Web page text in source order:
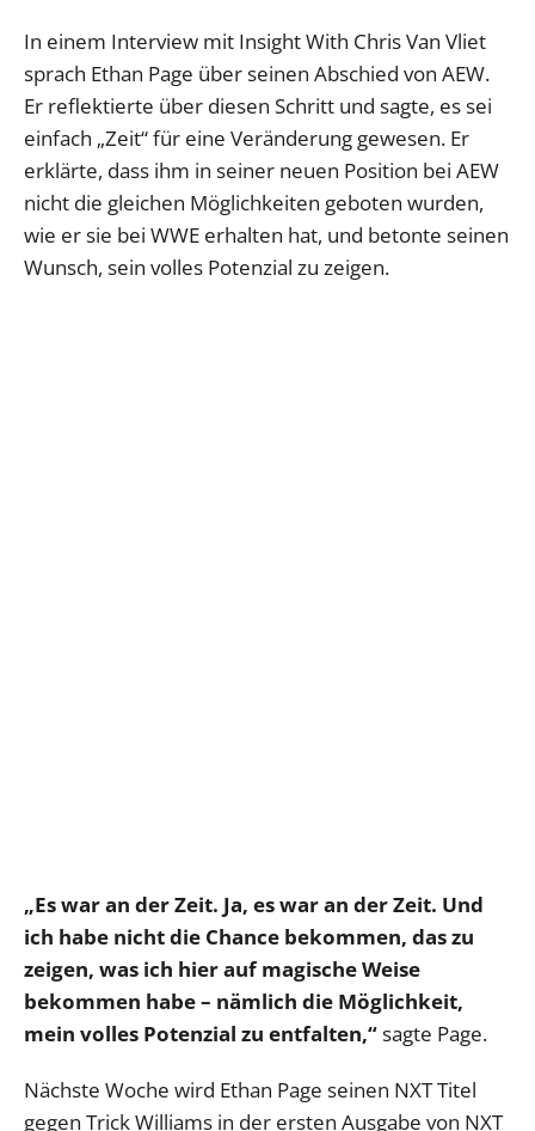
In einem Interview mit Insight With Chris Van Vliet
sprach Ethan Page über seinen Abschied von AEW.
Er reflektierte über diesen Schritt und sagte, es sei
einfach „Zeit“ für eine Veränderung gewesen. Er
erklärte, dass ihm in seiner neuen Position bei AEW
nicht die gleichen Möglichkeiten geboten wurden,
wie er sie bei WWE erhalten hat, und betonte seinen
Wunsch, sein volles Potenzial zu zeigen.
„Es war an der Zeit. Ja, es war an der Zeit. Und
ich habe nicht die Chance bekommen, das zu
zeigen, was ich hier auf magische Weise
bekommen habe – nämlich die Möglichkeit,
mein volles Potenzial zu entfalten,“sagte Page.
Nächste Woche wird Ethan Page seinen NXT Titel
gegen Trick Williams in der ersten Ausgabe von NXT